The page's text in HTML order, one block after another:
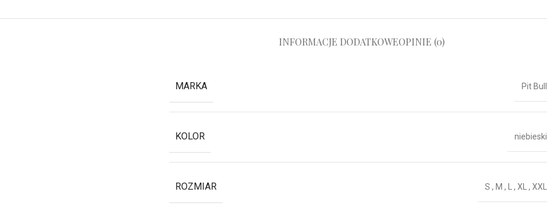
INFORMACJE DODATKOWEOPINIE (0)
MARKA Pit Bull
KOLOR niebieski
ROZMIAR S , M , L , XL , XXL